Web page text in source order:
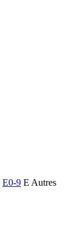
E0-9 E Autres